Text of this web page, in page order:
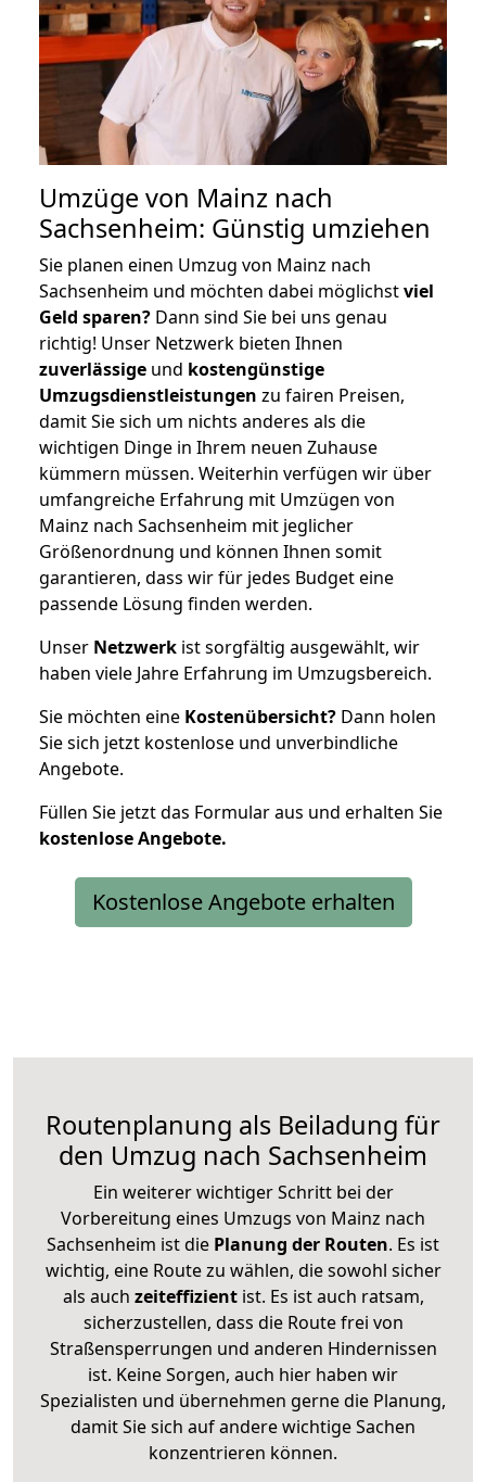
Umzüge von Mainz nach
Sachsenheim: Günstig umziehen
Sie planen einen Umzug von Mainz nach
Sachsenheim und möchten dabei möglichstviel
Geld sparen? Dann sind Sie bei uns genau
richtig! Unser Netzwerk bieten Ihnen
zuverlässige und kostengünstige
Umzugsdienstleistungen zu fairen Preisen,
damit Sie sich um nichts anderes als die
wichtigen Dinge in Ihrem neuen Zuhause
kümmern müssen. Weiterhin verfügen wir über
umfangreiche Erfahrung mit Umzügen von
Mainz nach Sachsenheim mit jeglicher
Größenordnung und können Ihnen somit
garantieren, dass wir für jedes Budget eine
passende Lösung finden werden.
Unser Netzwerk ist sorgfältig ausgewählt, wir
haben viele Jahre Erfahrung im Umzugsbereich.
Sie möchten eine Kostenübersicht? Dann holen
Sie sich jetzt kostenlose und unverbindliche
Angebote.
Füllen Sie jetzt das Formular aus und erhalten Sie
kostenloseAngebote.
Kostenlose Angebote erhalten
Routenplanung als Beiladung für
den Umzug nach Sachsenheim
Ein weiterer wichtiger Schritt bei der
Vorbereitung eines Umzugs von Mainz nach
Sachsenheim ist die Planung der Routen. Es ist
wichtig, eine Route zu wählen, die sowohl sicher
als auch zeiteffizientist. Es ist auch ratsam,
sicherzustellen, dass die Route frei von
Straßensperrungen und anderen Hindernissen
ist. Keine Sorgen, auch hier haben wir
Spezialisten und übernehmen gerne die Planung,
damit Sie sich auf andere wichtige Sachen
konzentrieren können.